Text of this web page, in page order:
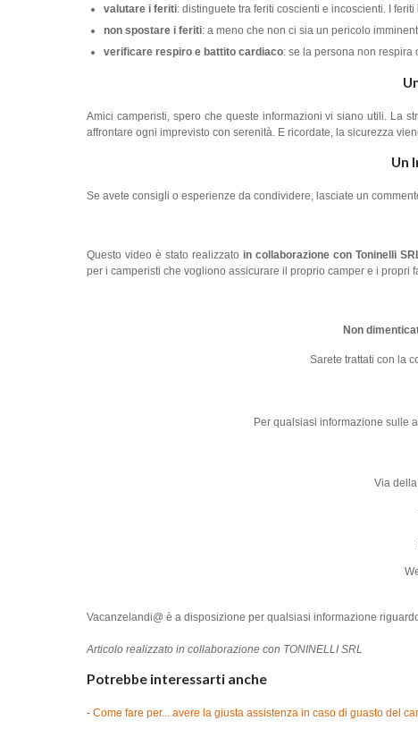
valutare i feriti: distinguete tra feriti coscienti e incoscienti. I
non spostare i feriti: a meno che non ci sia un pericolo
verificare respiro e battito cardiaco: se la persona non
Amici camperisti, spero che queste informazioni vi siano utili. La
affrontare ogni imprevisto con serenità. E ricordate, la sicurezza
Un
Se avete consigli o esperienze da condividere, lasciate un
Questo video è stato realizzato in collaborazione con Toninelli
per i camperisti che vogliono assicurare il proprio camper e i propri
Non
Sarete trattati con la
Per qualsiasi informazione sulle
Via
Vacanzelandi@ è a disposizione per qualsiasi informazione
Articolo realizzato in collaborazione con TONINELLI SRL
Potrebbe interessarti anche
- Come fare per... avere la giusta assistenza in caso di guasto del